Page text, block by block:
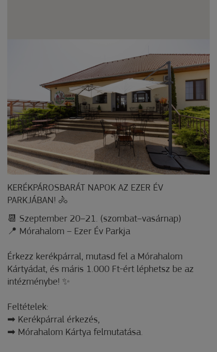
KERÉKPÁROSBARÁT NAPOK AZ EZER ÉV
PARKJÁBAN! 🚴
📆 Szeptember 20–21. (szombat–vasárnap)
📍 Mórahalom – Ezer Év Parkja
Érkezz kerékpárral, mutasd fel a Mórahalom
Kártyádat, és máris 1.000 Ft-ért léphetsz be az
intézménybe! ✨
Feltételek:
➡ Kerékpárral érkezés,
➡ Mórahalom Kártya felmutatása.